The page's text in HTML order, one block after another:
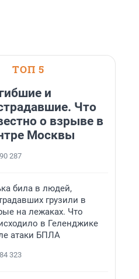
ТОП 5
и
Что
о взрыве в
Москвы
90 287
била в людей,
грузили в
на лежаках. Что
в Геленджике
атаки БПЛА
84 323